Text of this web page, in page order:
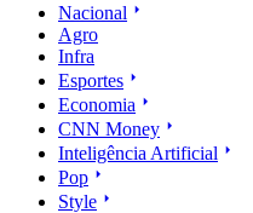
Nacional
Agro
Infra
Esportes
Economia
CNN Money
Inteligência Artificial
Pop
Style